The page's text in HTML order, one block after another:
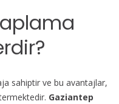
sahiptir ve bu avantajlar,
Gaziantep